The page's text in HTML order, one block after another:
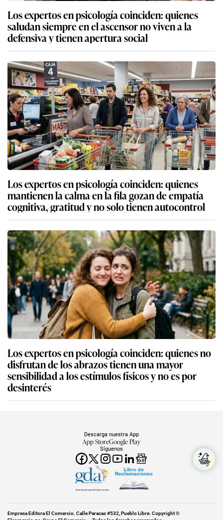
Los expertos en psicología coinciden: quienes
saludan siempre en el ascensor no viven a la
defensiva y tienen apertura social
Los expertos en psicología coinciden: quienes
mantienen la calma en la fila gozan de empatía
cognitiva, gratitud y no solo tienen autocontrol
Los expertos en psicología coinciden: quienes no
disfrutan de los abrazos tienen una mayor
sensibilidad a los estímulos físicos y no es por
desinterés
Síguenos
Descarga nuestra App
App StoreGoogle Play
Miembro del Grupo de Diarios América
Empresa Editora El Comercio. Calle Paracas #532, Pueblo Libre. Copyright ©